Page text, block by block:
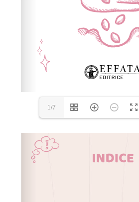
1/7
info, FAQs and issues please refer to
Wordpress Help
documentation.